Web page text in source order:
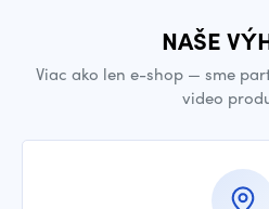
NAŠE
Viac ako len e-shop — sme
video